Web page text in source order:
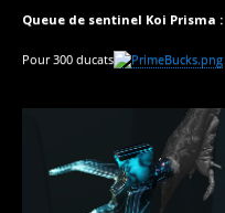
Queue de sentinel Koi Prisma :
Pour 300 ducats